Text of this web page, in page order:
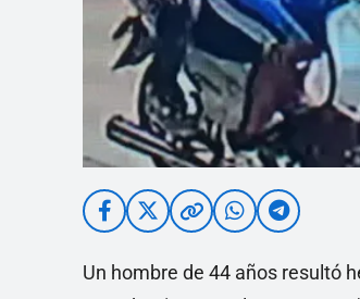
Un hombre de 44 años resultó